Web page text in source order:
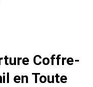
Coffre-
en Toute